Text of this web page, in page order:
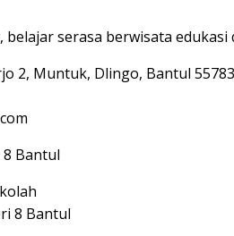
serasa berwisata
2, Muntuk, Dlingo, Bantul 55783
8 Bantul